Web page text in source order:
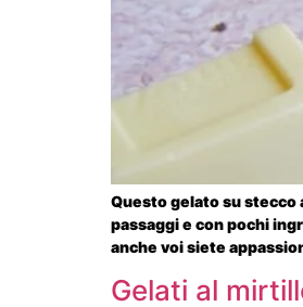
Questo gelato su stecco
passaggi e con pochi
anche voi siete
Gelati al